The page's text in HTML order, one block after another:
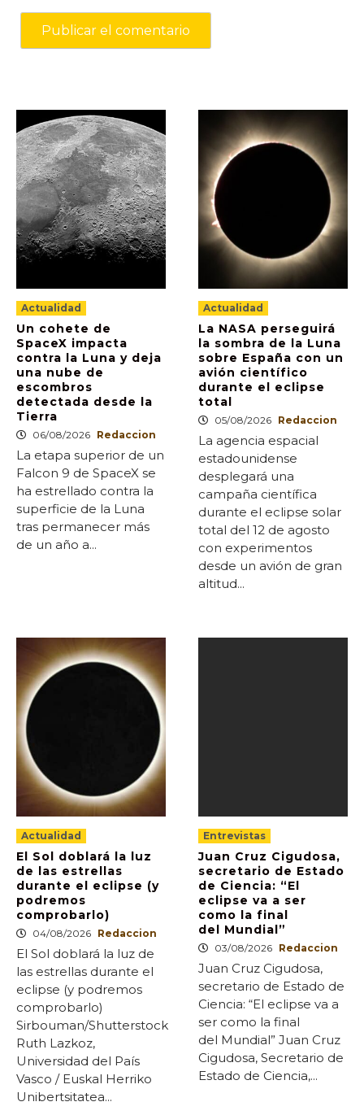
Actualidad
Un cohete de
SpaceX impacta
contra la Luna y deja
una nube de
escombros
detectada desde la
Tierra
06/08/2026 Redaccion
La etapa superior de un
Falcon 9 de SpaceX se
ha estrellado contra la
superficie de la Luna
tras permanecer más
de un año a...
Actualidad
La NASA perseguirá
la sombra de la Luna
sobre España con un
avión científico
durante el eclipse
total
05/08/2026 Redaccion
La agencia espacial
estadounidense
desplegará una
campaña científica
durante el eclipse solar
total del 12 de agosto
con experimentos
desde un avión de gran
altitud...
Actualidad
El Sol doblará la luz
de las estrellas
durante el eclipse (y
podremos
comprobarlo)
04/08/2026 Redaccion
El Sol doblará la luz de
las estrellas durante el
eclipse (y podremos
comprobarlo)
Sirbouman/Shutterstock
Ruth Lazkoz,
Universidad del País
Vasco / Euskal Herriko
Unibertsitatea...
Entrevistas
Juan Cruz Cigudosa,
secretario de Estado
de Ciencia: “El
eclipse va a ser
como la final
del Mundial”
03/08/2026 Redaccion
Juan Cruz Cigudosa,
secretario de Estado de
Ciencia: “El eclipse va a
ser como la final
del Mundial” Juan Cruz
Cigudosa, Secretario de
Estado de Ciencia,...